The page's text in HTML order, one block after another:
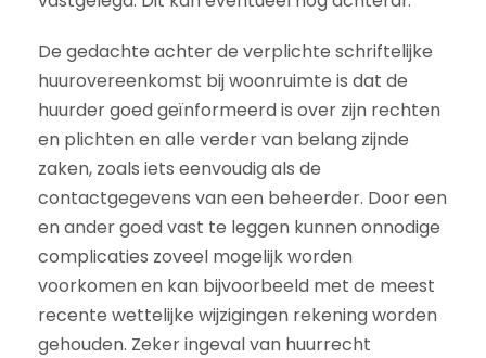
De gedachte achter de verplichte schriftelijke
huurovereenkomst bij woonruimte is dat de
huurder goed geïnformeerd is over zijn rechten
en plichten en alle verder van belang zijnde
zaken, zoals iets eenvoudig als de
contactgegevens van een beheerder. Door een
en ander goed vast te leggen kunnen onnodige
complicaties zoveel mogelijk worden
voorkomen en kan bijvoorbeeld met de meest
recente wettelijke wijzigingen rekening worden
gehouden. Zeker ingeval van huurrecht